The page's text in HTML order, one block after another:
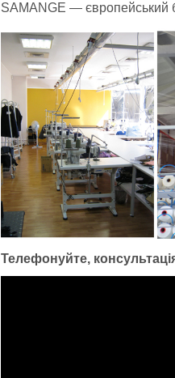
SAMANGE — європейський
Телефонуйте,